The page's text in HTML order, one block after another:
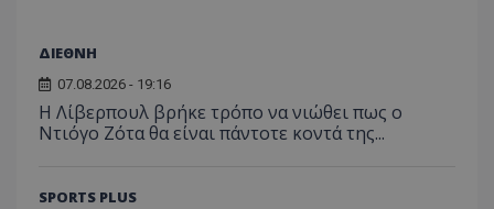
ΔΙΕΘΝΗ
07.08.2026 - 19:16
Η Λίβερπουλ βρήκε τρόπο να νιώθει πως ο
Ντιόγο Ζότα θα είναι πάντοτε κοντά της...
SPORTS PLUS